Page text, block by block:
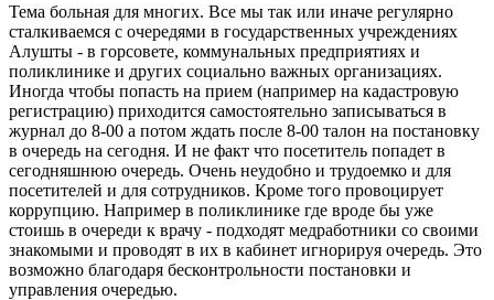
Тема больная для многих. Все мы так или иначе регулярно
сталкиваемся с очередями в государственных учреждениях
Алушты - в горсовете, коммунальных предприятиях и
поликлинике и других социально важных организациях.
Иногда чтобы попасть на прием (например на кадастровую
регистрацию) приходится самостоятельно записываться в
журнал до 8-00 а потом ждать после 8-00 талон на постановку
в очередь на сегодня. И не факт что посетитель попадет в
сегодняшнюю очередь. Очень неудобно и трудоемко и для
посетителей и для сотрудников. Кроме того провоцирует
коррупцию. Например в поликлинике где вроде бы уже
стоишь в очереди к врачу - подходят медработники со своими
знакомыми и проводят в их в кабинет игнорируя очередь. Это
возможно благодаря бесконтрольности постановки и
управления очередью.